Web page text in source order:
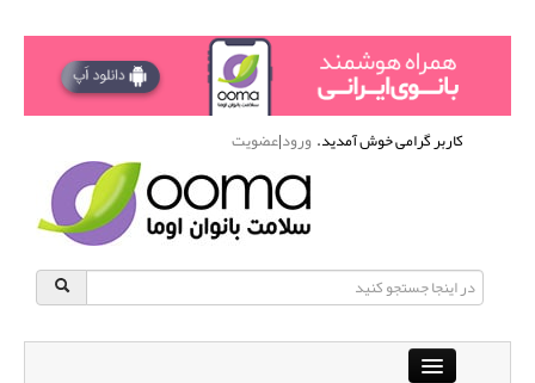
کاربر گرامی خوش آمدید.ورود|عضویت